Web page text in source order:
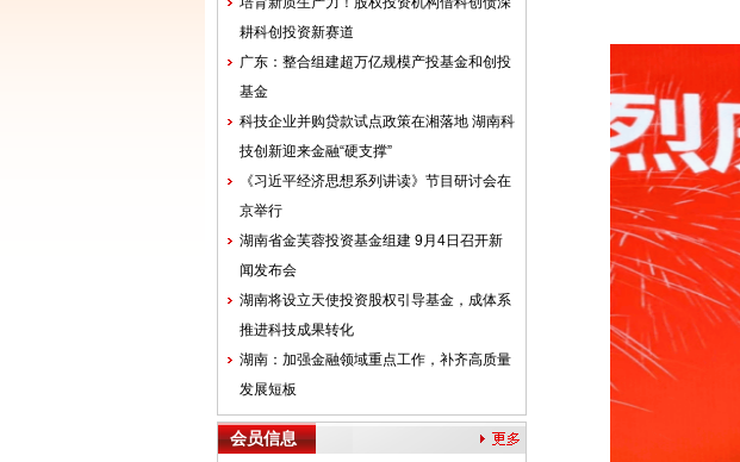
耕科创投资新赛道
广东：整合组建超万亿规模产投基金和创投
基金
科技企业并购贷款试点政策在湘落地 湖南科
技创新迎来金融“硬支撑”
《习近平经济思想系列讲读》节目研讨会在
京举行
湖南省金芙蓉投资基金组建 9月4日召开新
闻发布会
湖南将设立天使投资股权引导基金，成体系
推进科技成果转化
湖南：加强金融领域重点工作，补齐高质量
发展短板
会员信息